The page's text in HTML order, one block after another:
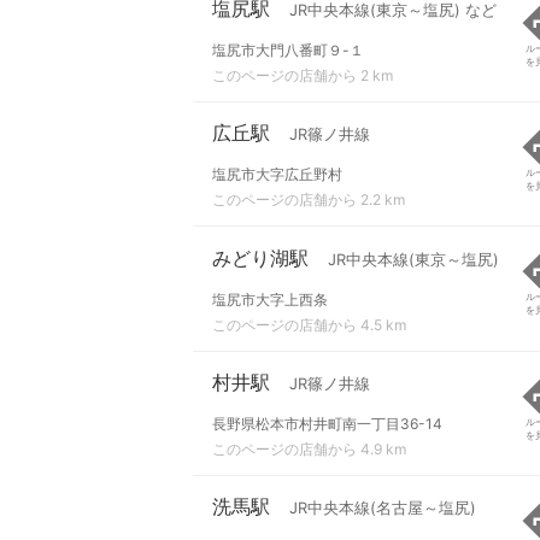
塩尻駅 JR中央本線(東京～塩尻) など
塩尻市大門八番町９-１
このページの店舗から 2 km
ル
を
広丘駅 JR篠ノ井線
塩尻市大字広丘野村
このページの店舗から 2.2 km
ル
を
みどり湖駅 JR中央本線(東京～塩尻)
塩尻市大字上西条
このページの店舗から 4.5 km
ル
を
村井駅 JR篠ノ井線
長野県松本市村井町南一丁目36-14
このページの店舗から 4.9 km
ル
を
洗馬駅 JR中央本線(名古屋～塩尻)